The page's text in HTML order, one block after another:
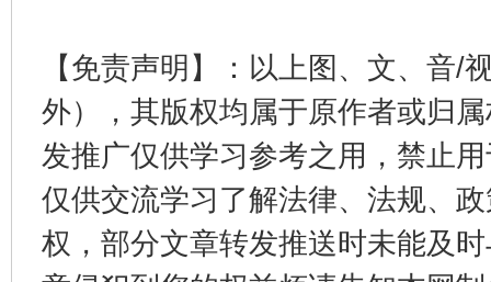
【免责声明】：以上图、文、音/
外），其版权均属于原作者或归
发推广仅供学习参考之用，禁止
仅供交流学习了解法律、法规、
权，部分文章转发推送时未能及